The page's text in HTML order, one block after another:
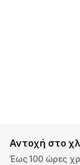
Αντοχή στο
Έως 100 ώρες